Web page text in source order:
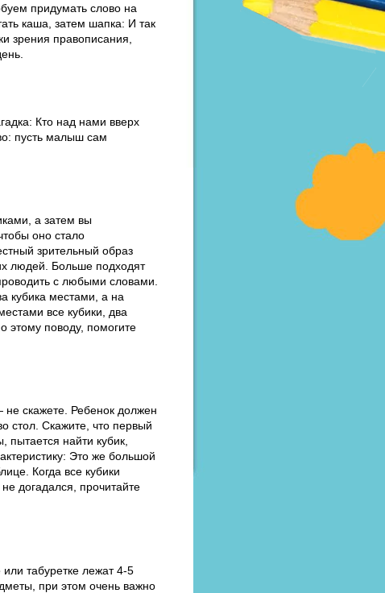
придумать слово на
каша, затем шапка: И так
зрения правописания,
Кто над нами вверх
пусть малыш сам
а затем вы
оно стало
зрительный образ
людей. Больше подходят
с любыми словами.
кубика местами, а на
все кубики, два
этому поводу, помогите
скажете. Ребенок должен
стол. Скажите, что первый
пытается найти кубик,
Это же большой
Когда все кубики
догадался, прочитайте
табуретке лежат 4-5
при этом очень важно